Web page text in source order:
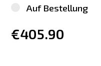
Auf Bestellung
€405.90